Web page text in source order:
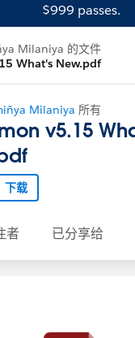
$999 passes.
Milaniya 的文件
What's New.pdf
Milaniya 所有
v5.15
下载
者 已分享给